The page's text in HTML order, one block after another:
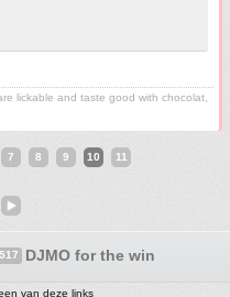
lickable and taste good with chocolat,
7 8 9 10 11
DJMO for the win
van deze links